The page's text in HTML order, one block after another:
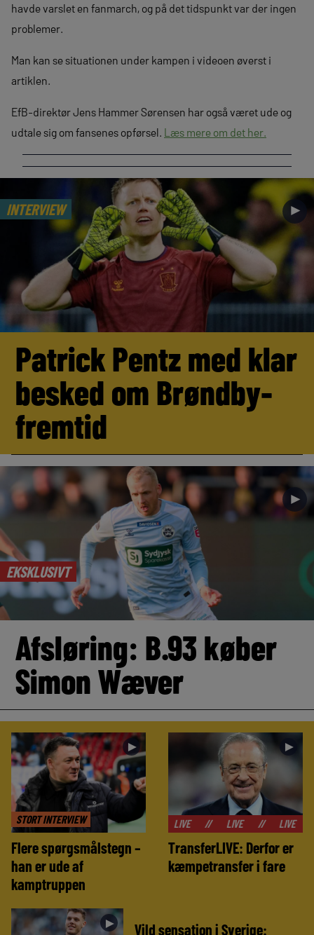
havde varslet en fanmarch, og på det tidspunkt var der ingen
problemer.
Man kan se situationen under kampen i videoen øverst i
artiklen.
EfB-direktør Jens Hammer Sørensen har også været ude og
udtale sig om fansenes opførsel. Læs mere om det her.
INTERVIEW ►
Patrick Pentz med klar
besked om Brøndby-
fremtid
EKSKLUSIVT
►
Afsløring: B.93 køber
Simon Wæver
STORT INTERVIEW
►
Flere spørgsmålstegn –
han er ude af
kamptruppen
►
// LIVE LIVE LIVE // LIVE
TransferLIVE: Derfor er
kæmpetransfer i fare
► Vild sensation i Sverige: